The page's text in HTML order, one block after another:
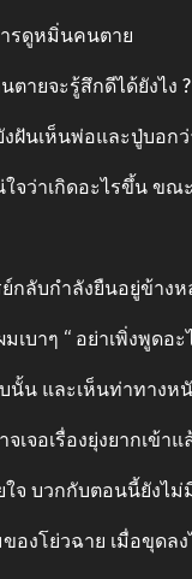
รดูหมิ่นคนตาย
ายจะรู้สึกดีได้ยังไง ?
นเห็นพ่อและปู่บอกว่
ใจว่าเกิดอะไรขึ้น ข
กลับกําลังยืนอยู่ข้า
เบาๆ “ อย่าเพิ่งพูด
นั้น และเห็นท่าทางห
เจอเรื่องยุ่งยากเข้าแ
จ บวกกับตอนนี้ยังไ
งโย่วฉาย เมื่อขุดล